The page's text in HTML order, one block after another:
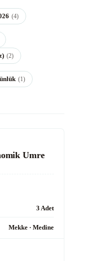
(4)
(2)
(1)
SON KOLTUKLAR
Umre
3 Adet
Mekke · Medine